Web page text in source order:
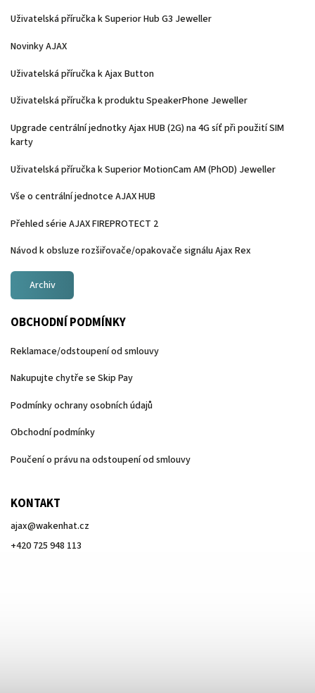
Uživatelská příručka k Superior Hub G3 Jeweller
Novinky AJAX
Uživatelská příručka k Ajax Button
Uživatelská příručka k produktu SpeakerPhone Jeweller
Upgrade centrální jednotky Ajax HUB (2G) na 4G síť při použití SIM
karty
Uživatelská příručka k Superior MotionCam AM (PhOD) Jeweller
Vše o centrální jednotce AJAX HUB
Přehled série AJAX FIREPROTECT 2
Návod k obsluze rozšiřovače/opakovače signálu Ajax Rex
Archiv
OBCHODNÍ PODMÍNKY
Reklamace/odstoupení od smlouvy
Nakupujte chytře se Skip Pay
Podmínky ochrany osobních údajů
Obchodní podmínky
Poučení o právu na odstoupení od smlouvy
KONTAKT
ajax@wakenhat.cz
+420 725 948 113